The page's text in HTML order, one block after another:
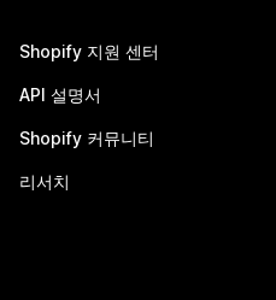
Shopify 지원 센터
API 설명서
Shopify 커뮤니티
리서치